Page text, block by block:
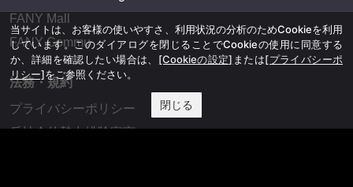
FANY Mall
FANY Commu
法務・規約
プライバシーポリシー
反社会的勢力排除宣言
当サイトは、お客様の使いやすさ、利用状況の分析のためCookieを利用
しています。このダイアログを閉じることでCookieの使用に同意する
か、詳細を確認したい場合は、 [Cookieの設定] または[プライバシーポ
リシー]をご参照ください。
閉じる